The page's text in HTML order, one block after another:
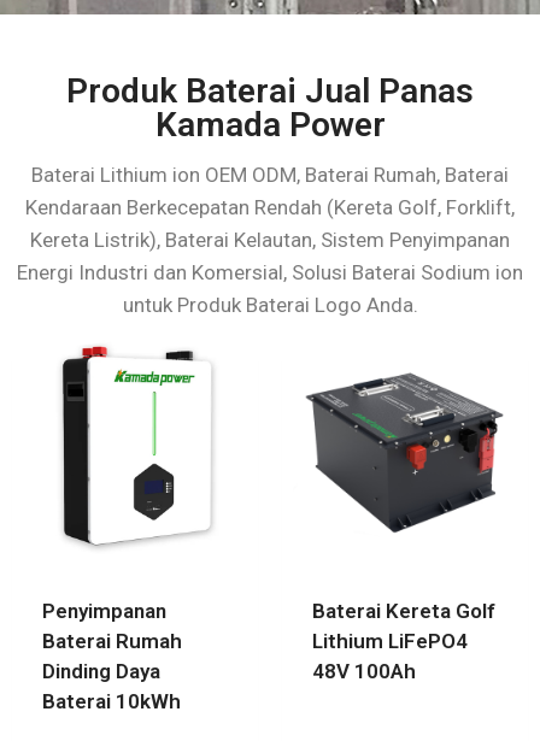
Produk Baterai Jual Panas
Kamada Power
Baterai Lithium ion OEM ODM, Baterai Rumah, Baterai
Kendaraan Berkecepatan Rendah (Kereta Golf, Forklift,
Kereta Listrik), Baterai Kelautan, Sistem Penyimpanan
Energi Industri dan Komersial, Solusi Baterai Sodium ion
untuk Produk Baterai Logo Anda.
Penyimpanan
Baterai Rumah
Dinding Daya
Baterai 10kWh
Baterai Kereta Golf
Lithium LiFePO4
48V 100Ah